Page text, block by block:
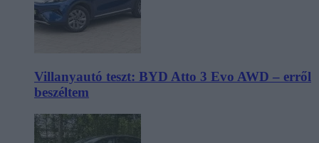
Villanyautó teszt: BYD Atto 3 Evo AWD – erről
beszéltem